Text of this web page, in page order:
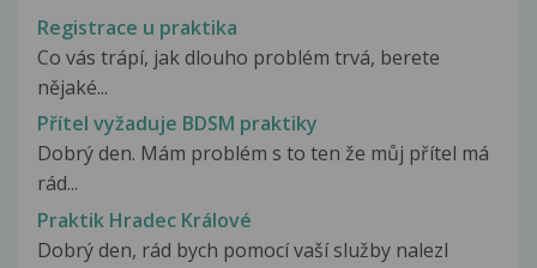
Registrace u praktika
Co vás trápí, jak dlouho problém trvá, berete
nějaké...
Přítel vyžaduje BDSM praktiky
Dobrý den. Mám problém s to ten že můj přítel má
rád...
Praktik Hradec Králové
Dobrý den, rád bych pomocí vaší služby nalezl